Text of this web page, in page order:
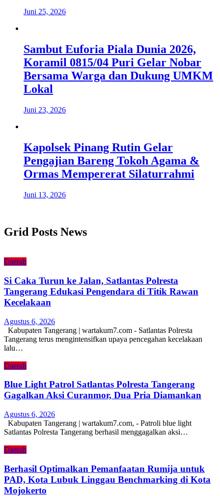
Juni 25, 2026
Sambut Euforia Piala Dunia 2026,
Koramil 0815/04 Puri Gelar Nobar
Bersama Warga dan Dukung UMKM
Lokal
Juni 23, 2026
Kapolsek Pinang Rutin Gelar
Pengajian Bareng Tokoh Agama &
Ormas Mempererat Silaturrahmi
Juni 13, 2026
Grid Posts News
Daerah
Si Caka Turun ke Jalan, Satlantas Polresta
Tangerang Edukasi Pengendara di Titik Rawan
Kecelakaan
Agustus 6, 2026
Kabupaten Tangerang | wartakum7.com - Satlantas Polresta
Tangerang terus mengintensifkan upaya pencegahan kecelakaan
lalu…
Daerah
Blue Light Patrol Satlantas Polresta Tangerang
Gagalkan Aksi Curanmor, Dua Pria Diamankan
Agustus 6, 2026
Kabupaten Tangerang | wartakum7.com, - Patroli blue light
Satlantas Polresta Tangerang berhasil menggagalkan aksi…
Daerah
Berhasil Optimalkan Pemanfaatan Rumija untuk
PAD, Kota Lubuk Linggau Benchmarking di Kota
Mojokerto